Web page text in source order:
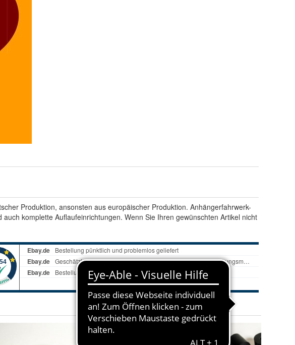
Produktion, ansonsten aus europäischer Produktion. Anhängerfahrwerk-
komplette Auflaufeinrichtungen. Wenn Sie Ihren gewünschten Artikel nicht